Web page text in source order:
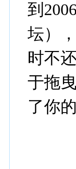
到
坛）
时不
于拖
了你